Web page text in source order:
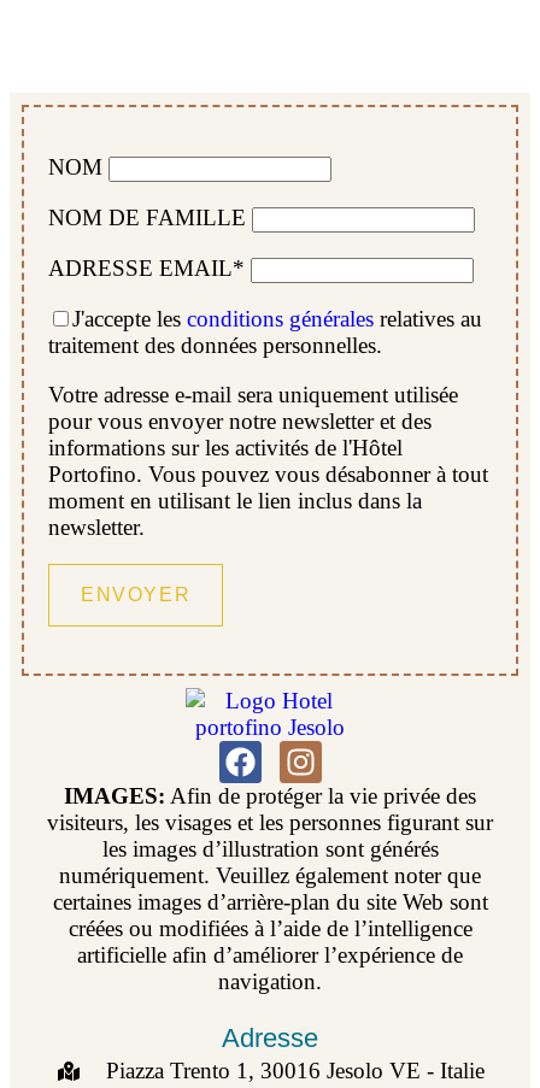
NOM
NOM DE FAMILLE
ADRESSE EMAIL*
J'accepte les conditions générales relatives au
traitement des données personnelles.
Votre adresse e-mail sera uniquement utilisée
pour vous envoyer notre newsletter et des
informations sur les activités de l'Hôtel
Portofino. Vous pouvez vous désabonner à tout
moment en utilisant le lien inclus dans la
newsletter.
IMAGES: Afin de protéger la vie privée des
visiteurs, les visages et les personnes figurant sur
les images d’illustration sont générés
numériquement. Veuillez également noter que
certaines images d’arrière-plan du site Web sont
créées ou modifiées à l’aide de l’intelligence
artificielle afin d’améliorer l’expérience de
navigation.
Adresse
Piazza Trento 1, 30016 Jesolo VE - Italie